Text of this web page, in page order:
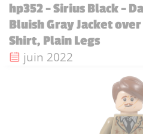
hp352 - Sirius Black -
Bluish Gray Jacket
Shirt, Plain Legs
Date de sortie :
juin 2022